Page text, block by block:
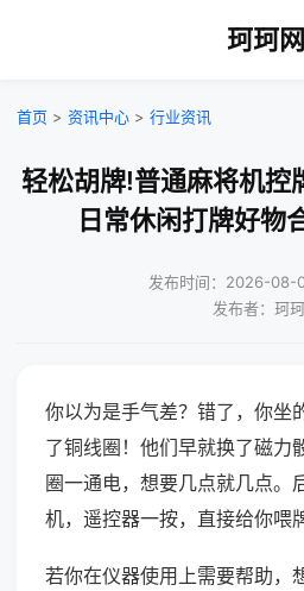
珂珂网
首页 > 资讯中心 > 行业资讯
轻松胡牌!普通麻将机控
日常休闲打牌好物
发布时间：2026-08-
发布者：珂
你以为是手气差？错了，你坐
了铜线圈！他们早就换了磁力
圈一通电，想要几点就几点。
机，遥控器一按，直接给你喂
若你在仪器使用上需要帮助，